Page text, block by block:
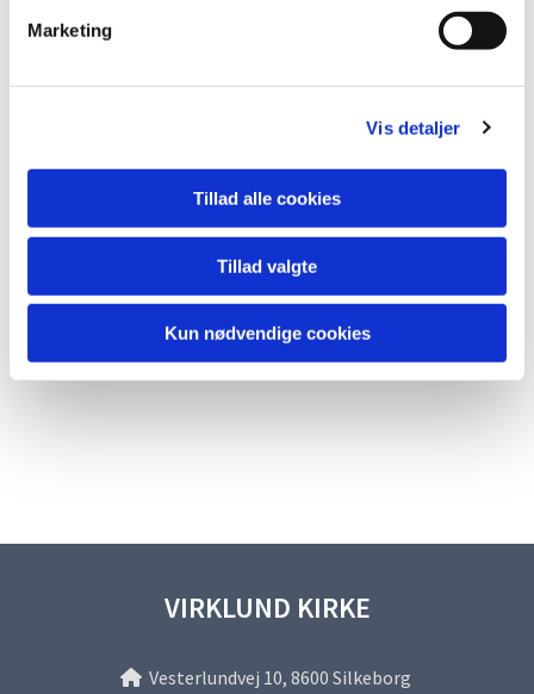
Marketing
Vis detaljer
Tillad alle cookies
Tillad valgte
Kun nødvendige cookies
VIRKLUND KIRKE
Vesterlundvej 10, 8600 Silkeborg